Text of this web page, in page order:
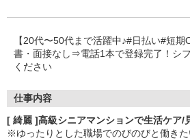
【20代〜50代まで活躍中♪#日払い#短
書・面接なし⇒電話1本で登録完了！シ
ください
仕事内容
[ 綺麗 ]高級シニアマンションで生活ケア/
※ゆったりとした職場でのびのびと働き